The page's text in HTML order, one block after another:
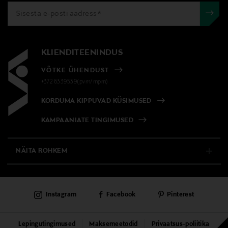
KLIENDITEENINDUS
VÕTKE ÜHENDUST
+372 6339539(pvm/mpm)
KORDUMA KIPPUVAD KÜSIMUSED
KAMPAANIATE TINGIMUSED
NÄITA ROHKEM
PÜSIKLIENDITEENINDUS
KAUBAMAJAD
Lepingutingimused Maksemeetodid Privaatsus-poliitika
Instagram Facebook Pinterest